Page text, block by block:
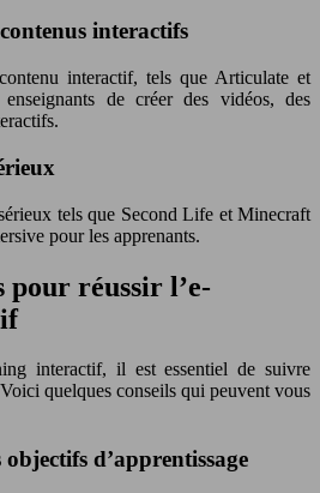
interactifs
interactif, tels que Articulate et
de créer des vidéos, des
tels que Second Life et Minecraft
pour les apprenants.
pour réussir l’e-
interactif, il est essentiel de suivre
quelques conseils qui peuvent vous
d’apprentissage